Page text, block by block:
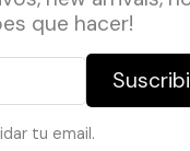
que hacer!
tu email.
S M